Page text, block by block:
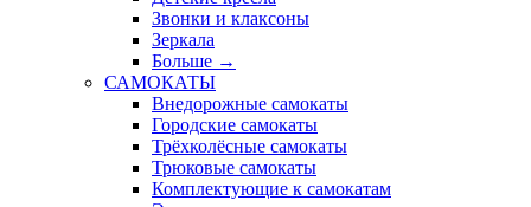
Звонки и клаксоны
Зеркала
Больше →
САМОКАТЫ
Внедорожные самокаты
Городские самокаты
Трёхколёсные самокаты
Трюковые самокаты
Комплектующие к самокатам